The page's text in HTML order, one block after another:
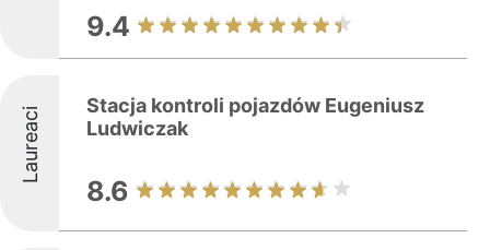
9.4
Laureaci
Stacja kontroli pojazdów Eugeniusz
Ludwiczak
8.6